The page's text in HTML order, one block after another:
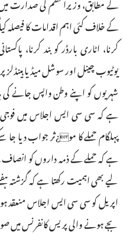
کے خلاف کئی اہم اقدامات کا فیصلہ
کرنا، اٹاری بارڈر کو بند کرنا،
یوٹیوب چینل اور سوشل میڈیا ہینڈلز
شہریوں کو اپنے وطن واپس جانے
ہے کہ سی سی ایس اجلاس میں فوجی
پہلگام حملے کا مو¿ثر جواب دیا
ہے کہ حملے کے ذمہ داروں کو
اپریل کو سی سی ایس اجلاس منعقد
بجے ہونے والی پریس کانفرنس میں